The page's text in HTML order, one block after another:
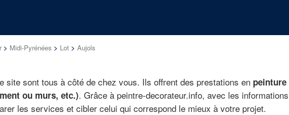
> Midi-Pyrénées > Lot > Aujols
site sont tous à côté de chez vous. Ils offrent des prestations en
ou murs, etc.). Grâce à peintre-decorateur.info, avec les
les services et cibler celui qui correspond le mieux à votre projet.